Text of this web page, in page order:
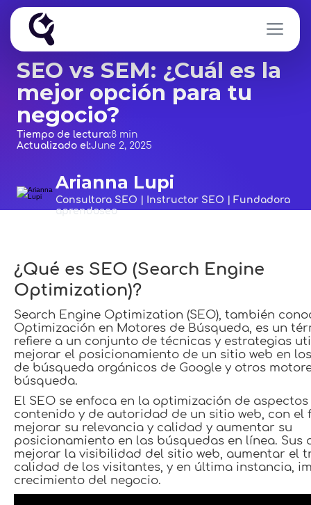
SEO vs SEM: ¿Cuál es la
mejor opción para tu
negocio?
Tiempo de lectura:8 min
Actualizado el:June 2, 2025
Arianna Lupi
Consultora SEO | Instructor SEO | Fundadora
aprendoseo
¿Qué es SEO (Search Engine
Optimization)?
Search Engine Optimization (SEO), también
Optimización en Motores de Búsqueda, es un
refiere a un conjunto de técnicas y estrategias
mejorar el posicionamiento de un sitio web en
de búsqueda orgánicos de Google y otros
búsqueda.
El SEO se enfoca en la optimización de
contenido y de autoridad de un sitio web, con el
mejorar su relevancia y calidad y aumentar su
posicionamiento en las búsquedas en línea. Sus
mejorar la visibilidad del sitio web, aumentar el
calidad de los visitantes, y en última instancia,
crecimiento del negocio.